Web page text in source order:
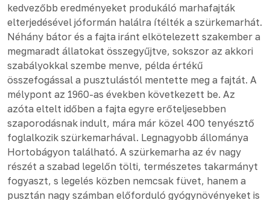
kedvezőbb eredményeket produkáló marhafajták
elterjedésével jóformán halálra ítélték a szürkemarhát.
Néhány bátor és a fajta iránt elkötelezett szakember a
megmaradt állatokat összegyűjtve, sokszor az akkori
szabályokkal szembe menve, példa értékű
összefogással a pusztulástól mentette meg a fajtát. A
mélypont az 1960-as években következett be. Az
azóta eltelt időben a fajta egyre erőteljesebben
szaporodásnak indult, mára már közel 400 tenyésztő
foglalkozik szürkemarhával. Legnagyobb állománya
Hortobágyon található. A szürkemarha az év nagy
részét a szabad legelőn tölti, természetes takarmányt
fogyaszt, s legelés közben nemcsak füvet, hanem a
pusztán nagy számban előforduló gyógynövényeket is